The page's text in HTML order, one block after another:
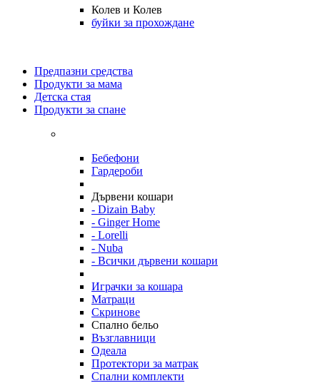
Колев и Колев
буйки за прохождане
Предпазни средства
Продукти за мама
Детска стая
Продукти за спане
Бебефони
Гардероби
Дървени кошари
- Dizain Baby
- Ginger Home
- Lorelli
- Nuba
- Всички дървени кошари
Играчки за кошара
Матраци
Скринове
Спално бельо
Възглавници
Одеала
Протектори за матрак
Спални комплекти